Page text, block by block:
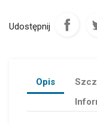
Udostępnij
Opis